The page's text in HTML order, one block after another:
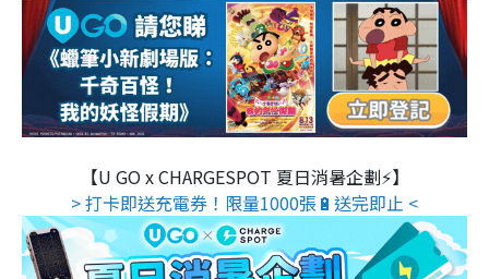
【U GO x CHARGESPOT 夏日消暑企劃⚡】
> 打卡即送充電券！限量1000張🔋送完即止 <